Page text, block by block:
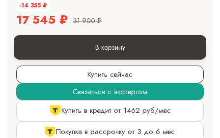
-14 355 ₽
17 545 ₽ 31 900 ₽
В корзину
Купить сейчас
Связаться с экспертом
Купить в кредит от 1462 руб/мес
Покупка в рассрочку от 3 до 6 мес.